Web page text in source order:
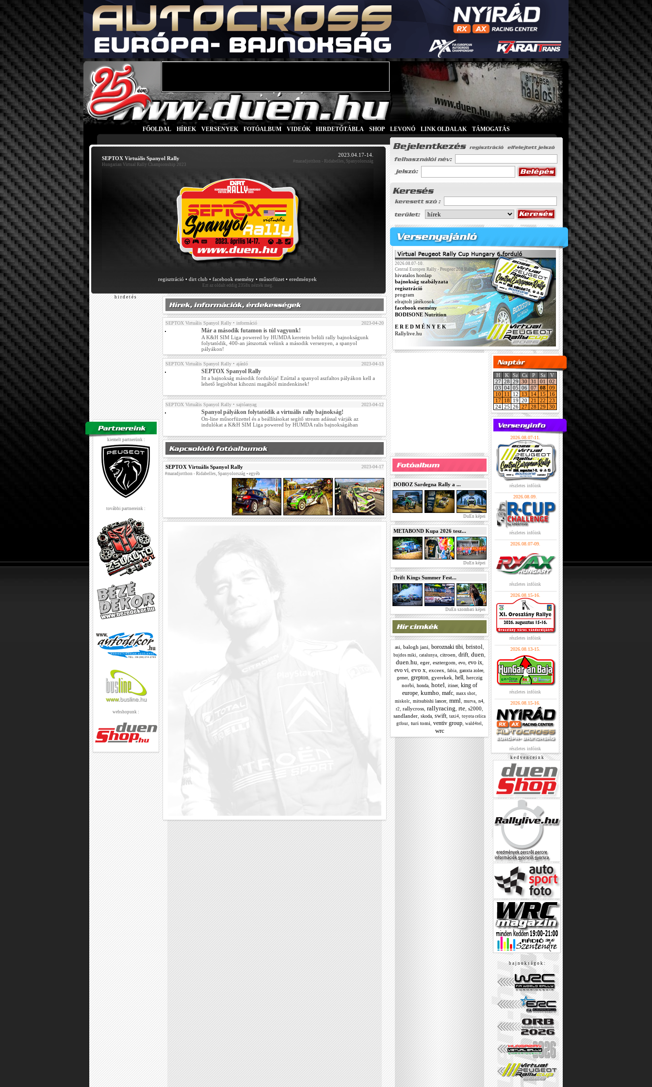
FŐOLDAL HÍREK VERSENYEK FOTÓALBUM VIDEÓK HIRDETŐTÁBLA SHOP LEVONÓ LINK OLDALAK TÁMOGATÁS
SEPTOX Virtuális Spanyol Rally
Hungarian Virtual Rally Championship 2023
2023.04.17-14.
#maradjotthon - Ridabelles, Spanyolország
regisztráció • dirt club • facebook esemény • műsorfüzet • eredmények
Ezt az oldalt eddig 2358x nézték meg.
h i r d e t é s
kiemelt partnerünk :
további partnereink :
webshopunk :
SEPTOX Virtuális Spanyol Rally • információ 2023-04-20
Már a második futamon is túl vagyunk!
A K&H SIM Liga powered by HUMDA keretein belüli rally bajnokságunk
folytatódik, 400-an játszottak velünk a második versenyen, a spanyol
pályákon!
SEPTOX Virtuális Spanyol Rally • ajánló 2023-04-13
SEPTOX Spanyol Rally
Itt a bajnokság második fordulója! Ezúttal a spanyol aszfaltos pályákon kell a
lehető legjobbat kihozni magából mindenkinek!
SEPTOX Virtuális Spanyol Rally • sajtóanyag 2023-04-12
Spanyol pályákon folytatódik a virtuális rally bajnokság!
On-line műsorfüzettel és a beállításokat segítő stream adással várják az
indulókat a K&H SIM Liga powered by HUMDA ralis bajnokságában
SEPTOX Virtuális Spanyol Rally 2023-04-17
#maradjotthon - Ridabelles, Spanyolország • egyéb
2026.08.07-10.
Central Europen Rally - Peugeot 208 Rally4
hivatalos honlap
bajnokság szabályzata
regisztráció
program
elrajtolt játékosok
facebook esemény
BODISONE Nutrition
E R E D M É N Y E K
Rallylive.hu
DOBOZ Sardegna Rally a ...
DuEn képei
METABOND Kupa 2026 tesz...
DuEn képei
Drift Kings Summer Fest...
DuEn szombati képei
asi balogh jani boroznaki tibi bristol
bujdos miki catalunya citroen drift duen
duen.hu eger, esztergom evo, evo ix,
evo vi evo x exceex fabia ganxta zolee
gemer, grepton, gyerekek hell herczig
norbi
honda hotel itiner, king of
europe kumho mafc maxx shot
miskolc, mitsubishi lancer, mml murva, n4,
r2 rallycross rallyracing rte s2000
sandlander skoda swift taxi4 toyota celica
gtfour, turi tomi ventiv group, wald4tel
wrc
H K Sz Cs P Sz
V
27 28 29 30 31 01
02
03 04 05 06 07 08 09
10
11 12 13 14 15
16
17
18 19 20 21 22
23
24 25 26 27 28 29 30
2026.08.07-11.
részletes infóink
2026.08.09.
részletes infóink
2026.08.07-09.
részletes infóink
2026.08.15-16.
részletes infóink
2026.08.13-15.
részletes infóink
2026.08.15-16.
részletes infóink
k e d v e n c e i n k
b a j n o k s á g o k :